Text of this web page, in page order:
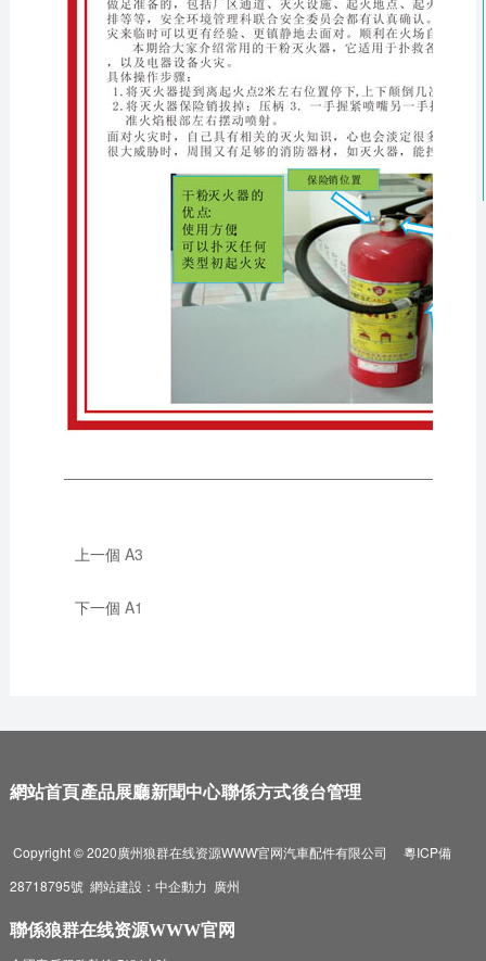
上一個 A3
下一個 A1
網站首頁產品展廳新聞中心聯係方式後台管理
Copyright © 2020廣州狼群在线资源WWW官网汽車配件有限公司 粵ICP備
28718795號 網站建設： 中企動力 廣州
聯係狼群在线资源WWW官网